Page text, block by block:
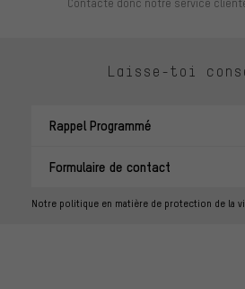
Laisse-toi
Rappel Programmé
Formulaire de contact
Notre politique en matière de protection de la